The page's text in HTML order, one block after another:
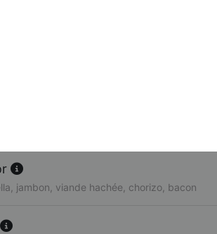
jambon, viande hachée, chorizo, bacon